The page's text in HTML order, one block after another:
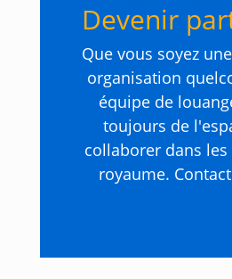
Devenir
Que vous soyez
organisation
équipe de
toujours de
collaborer dans
royaume.